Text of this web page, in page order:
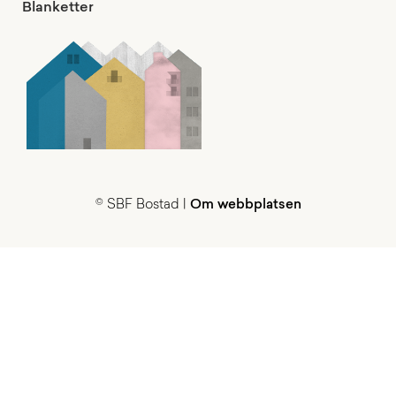
Blanketter
© SBF Bostad | Om webbplatsen